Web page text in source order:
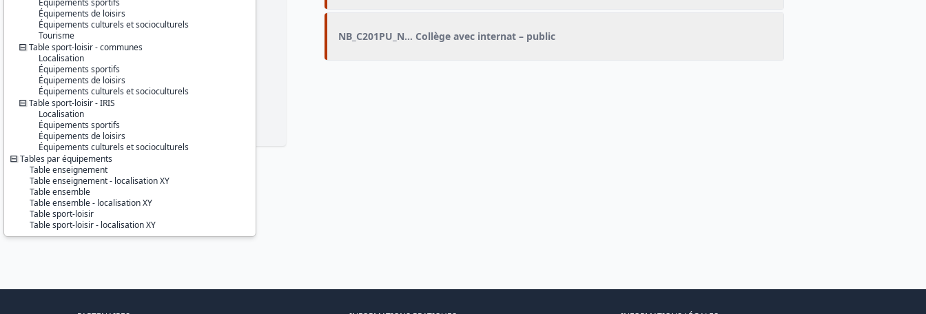
Équipements sportifs
Équipements de loisirs
Équipements culturels et socioculturels
Tourisme
Table sport-loisir - communes
Localisation
Équipements sportifs
Équipements de loisirs
Équipements culturels et socioculturels
Table sport-loisir - IRIS
Localisation
Équipements sportifs
Équipements de loisirs
Équipements culturels et socioculturels
Tables par équipements
Table enseignement
Table enseignement - localisation XY
Table ensemble
Table ensemble - localisation XY
Table sport-loisir
Table sport-loisir - localisation XY
NB_C201PU_NB_INTCollège avec internat – public